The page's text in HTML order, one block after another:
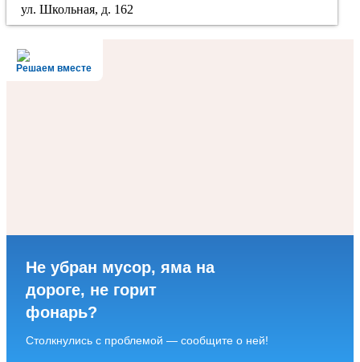
ул. Школьная, д. 162
Решаем вместе
Не убран мусор, яма на
дороге, не горит
фонарь?
Столкнулись с проблемой — сообщите о ней!